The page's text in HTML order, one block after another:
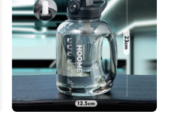
高い順
新着順
古い順